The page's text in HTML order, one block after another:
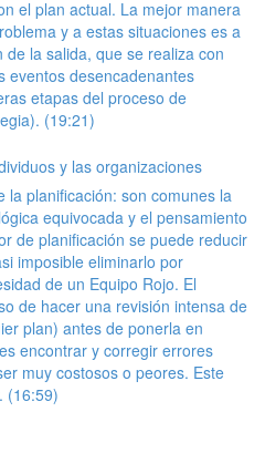
el plan actual. La mejor manera
y a estas situaciones es a
la salida, que se realiza con
eventos desencadenantes
etapas del proceso de
(19:21)
y las organizaciones
la planificación: son comunes la
equivocada y el pensamiento
de planificación se puede reducir
imposible eliminarlo por
de un Equipo Rojo. El
de hacer una revisión intensa de
plan) antes de ponerla en
encontrar y corregir errores
muy costosos o peores. Este
(16:59)